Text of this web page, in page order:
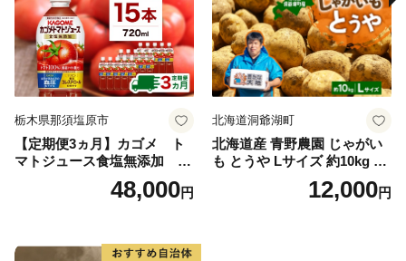
栃木県那須塩原市
【定期便3ヵ月】カゴメ ト
マトジュース食塩無添加 72
0ml PET×15本 1ケース 毎月
届く 3ヵ月 3回コース ns001-
48,000円
北海道洞爺湖町
北海道産 青野農園 じゃがい
も とうや Lサイズ 約10kg 20
26年10月初旬～12月下旬頃お
届け 先行予約 北海道 ジャガ
12,000円